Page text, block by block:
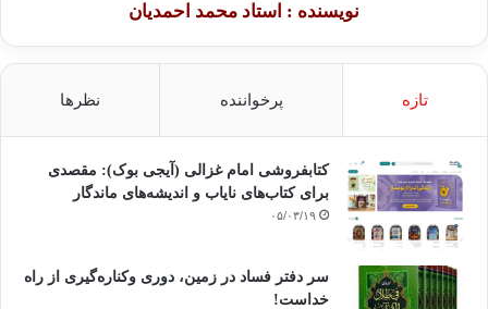
نویسنده : استاد محمد احمدیان
تازه پرخواننده نظرها
کتابفروشی امام غزالی (آیجی بوک): مقصدی
برای کتاب‌های نایاب و اندیشه‌های ماندگار
۰۵/۰۳/۱۹
سر دفتر فساد در زمین‌، دوری وکناره‌گیری از راه
خداست‌!